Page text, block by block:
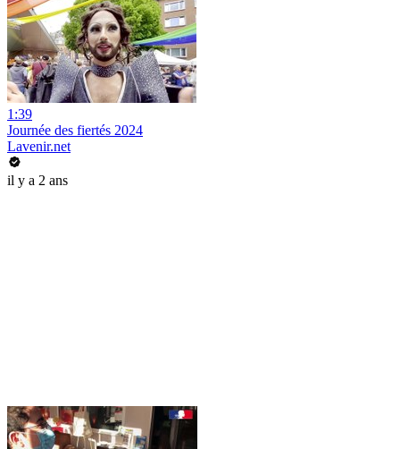
1:39
Journée des fiertés 2024
Lavenir.net
il y a 2 ans